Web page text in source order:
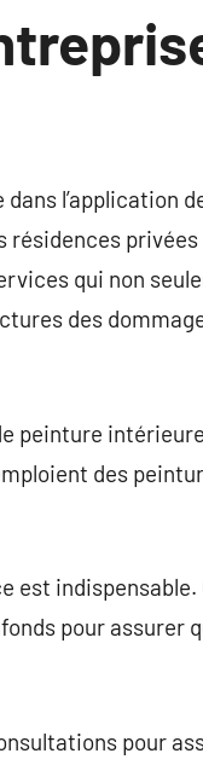
l’application
qui non
des
peinture
des
est
pour assurer
pour